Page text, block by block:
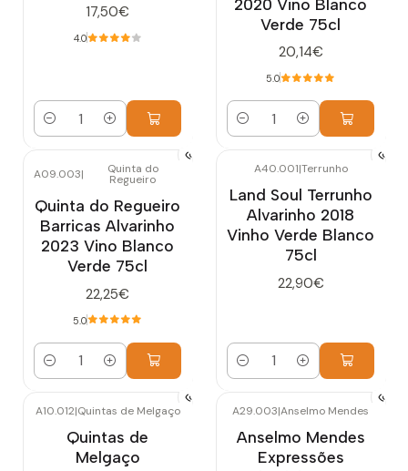
17,50€
4.0
Cantidad
2020 Vino Blanco
Verde 75cl
20,14€
5.0
Cantidad
A09.003| Quinta do
Regueiro
Quinta do Regueiro
Barricas Alvarinho
2023 Vino Blanco
Verde 75cl
22,25€
5.0
Cantidad
A40.001|Terrunho
Land Soul Terrunho
Alvarinho 2018
Vinho Verde Blanco
75cl
22,90€
Cantidad
A10.012|Quintas de Melgaço
Quintas de
Melgaço
A29.003|Anselmo Mendes
Anselmo Mendes
Expressões